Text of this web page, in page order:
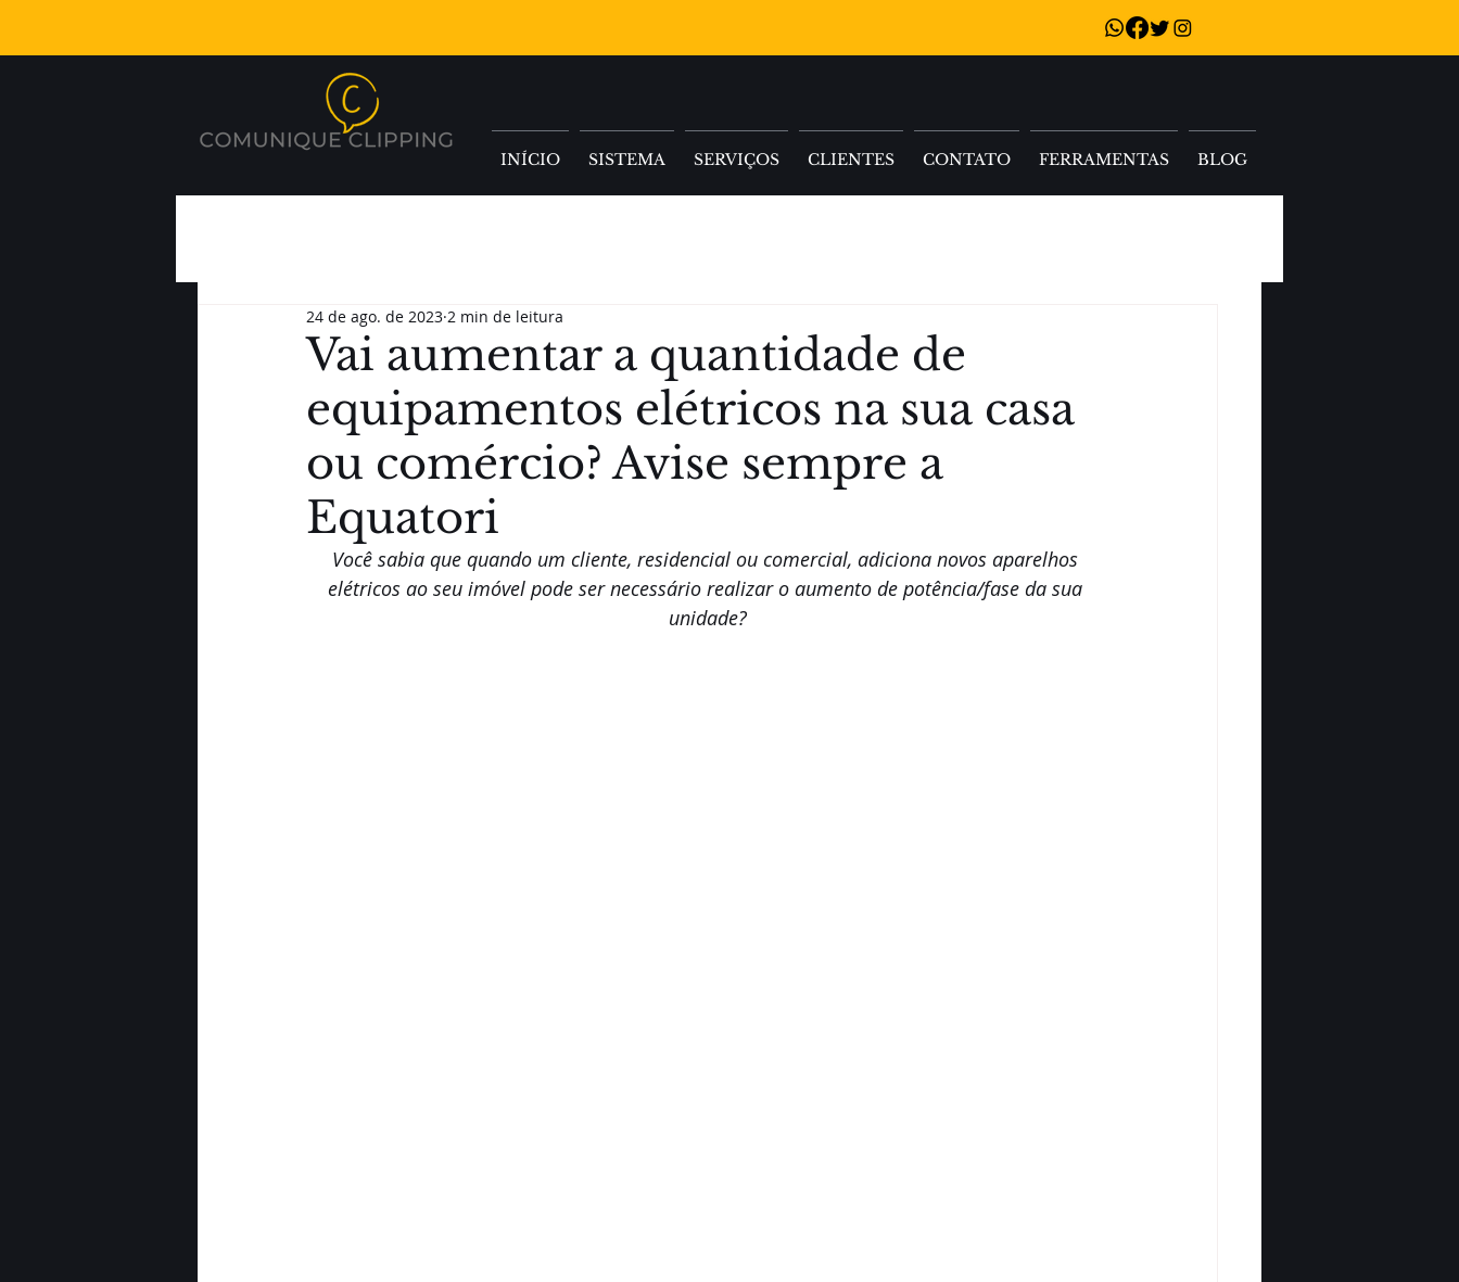
INÍCIO SISTEMA SERVIÇOS CLIENTES CONTATO FERRAMENTAS BLOG
Vai aumentar a quantidade de
equipamentos elétricos na sua casa
ou comércio? Avise sempre a
Equatori
24 de ago. de 2023 2 min de leitura
Você sabia que quando um cliente, residencial ou comercial, adiciona novos aparelhos
elétricos ao seu imóvel pode ser necessário realizar o aumento de potência/fase da sua
unidade?